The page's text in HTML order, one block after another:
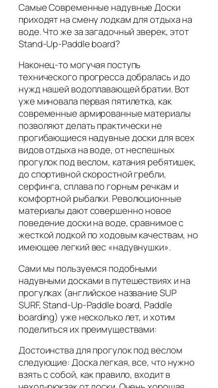
Самые Современные надувные Доски
приходят на смену лодкам для отдыха на
воде. Что же за загадочный зверек, этот
Stand-Up-Paddle board?
Наконец-то могучая поступь
технического прогресса добралась и до
нужд нашей водоплавающей братии. Вот
уже миновала первая пятилетка, как
современные армированные материалы
позволяют делать практически не
прогибающиеся надувные доски для всех
видов отдыха на воде, от неспешных
прогулок под веслом, катания ребятишек,
до спортивной скоростной гребли,
серфинга, сплава по горным речкам и
комфортной рыбалки. Революционные
материалы дают совершенно новое
поведение доски на воде, сравнимое с
жесткой лодкой по ходовым качествам, но
имеющее легкий вес «надувнушки».
Сами мы пользуемся подобными
надувными досками в путешествиях и на
прогулках (английское название SUP
SURF, Stand-Up-Paddle board, Paddle
boarding) уже несколько лет, и хотим
поделиться их преимуществами:
Достоинства для прогулок под веслом
следующие: Доска легкая, все, что нужно
взять с собой, как правило, входит в